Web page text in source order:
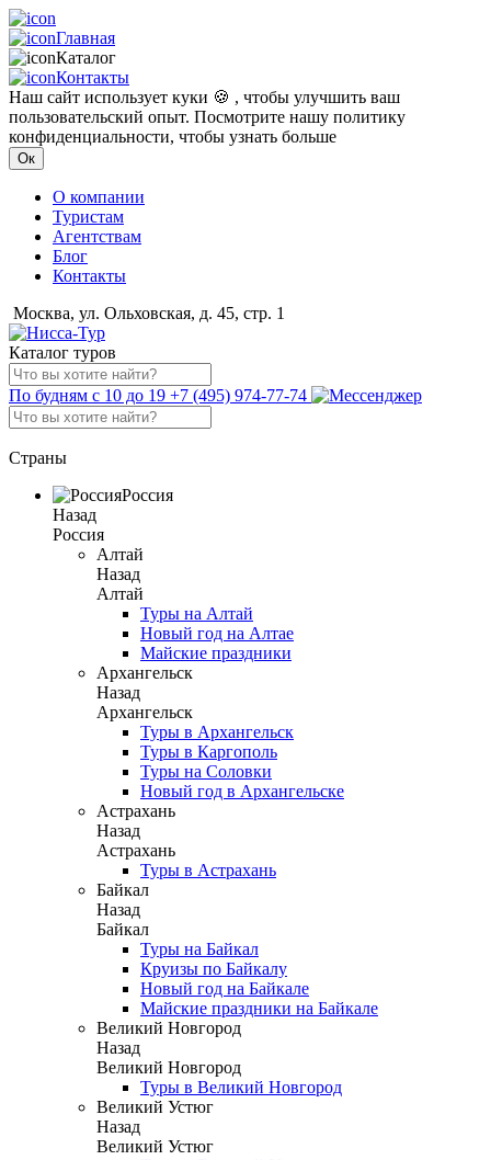
Главная
Каталог
Контакты
Наш сайт использует куки 🍪 , чтобы улучшить ваш
пользовательский опыт. Посмотрите нашу политику
конфиденциальности, чтобы узнать больше
Ок
О компании
Туристам
Агентствам
Блог
Контакты
Москва, ул. Ольховская, д. 45, стр. 1
Каталог туров
По будням с 10 до 19 +7 (495) 974-77-74
Страны
Россия
Назад
Россия
Алтай
Назад
Алтай
Туры на Алтай
Новый год на Алтае
Майские праздники
Архангельск
Назад
Архангельск
Туры в Архангельск
Туры в Каргополь
Туры на Соловки
Новый год в Архангельске
Астрахань
Назад
Астрахань
Туры в Астрахань
Байкал
Назад
Байкал
Туры на Байкал
Круизы по Байкалу
Новый год на Байкале
Майские праздники на Байкале
Великий Новгород
Назад
Великий Новгород
Туры в Великий Новгород
Великий Устюг
Назад
Великий Устюг